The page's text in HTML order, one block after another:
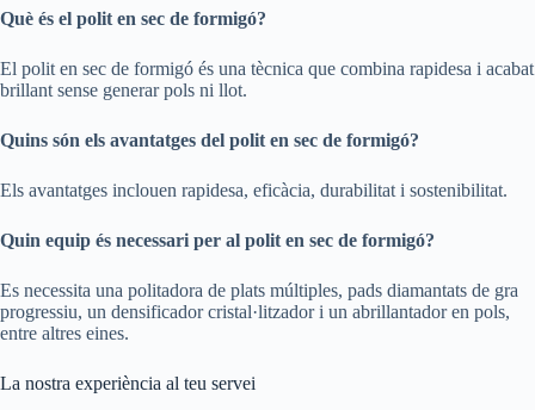
Què és el polit en sec de formigó?
El polit en sec de formigó és una tècnica que combina rapidesa i acabat
brillant sense generar pols ni llot.
Quins són els avantatges del polit en sec de formigó?
Els avantatges inclouen rapidesa, eficàcia, durabilitat i sostenibilitat.
Quin equip és necessari per al polit en sec de formigó?
Es necessita una politadora de plats múltiples, pads diamantats de gra
progressiu, un densificador cristal·litzador i un abrillantador en pols,
entre altres eines.
La nostra experiència al teu servei